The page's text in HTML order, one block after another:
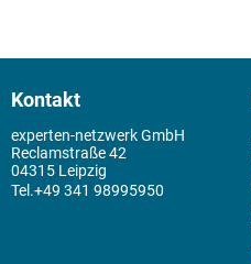
Kontakt
experten-netzwerk GmbH
Reclamstraße 42
04315 Leipzig
+49 341 98995950